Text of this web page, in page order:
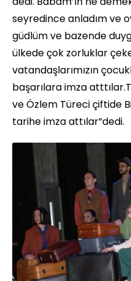
seyredince anladım ve
güdlüm ve bazende
ülkede çok zorluklar
vatandaşlarımızın
başarılara imza
ve Özlem Türeci çiftide
tarihe imza attılar”dedi.